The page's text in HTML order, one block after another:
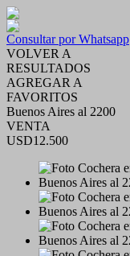
Consultar por Whatsapp
VOLVER A
RESULTADOS
AGREGAR A
FAVORITOS
Buenos Aires al 2200
VENTA
USD12.500